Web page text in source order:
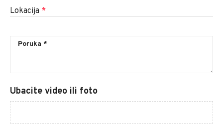
Lokacija *
Ubacite video ili foto